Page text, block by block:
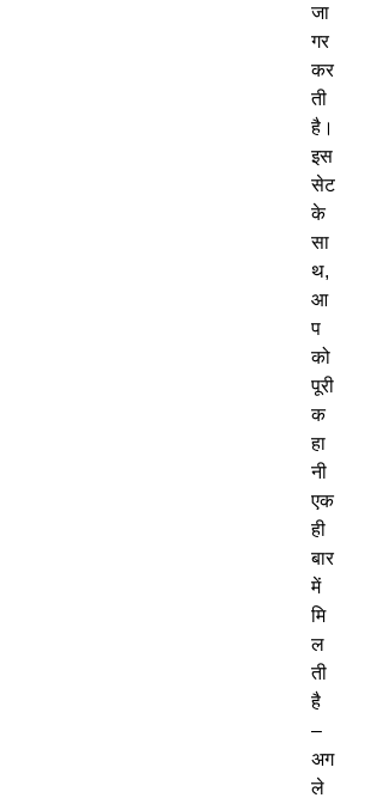
जा
गर
कर
ती
है।
इस
सेट
के
सा
थ,
आ
प
को
पूरी
क
हा
नी
एक
ही
बार
में
मि
ल
ती
है
–
अग
ले